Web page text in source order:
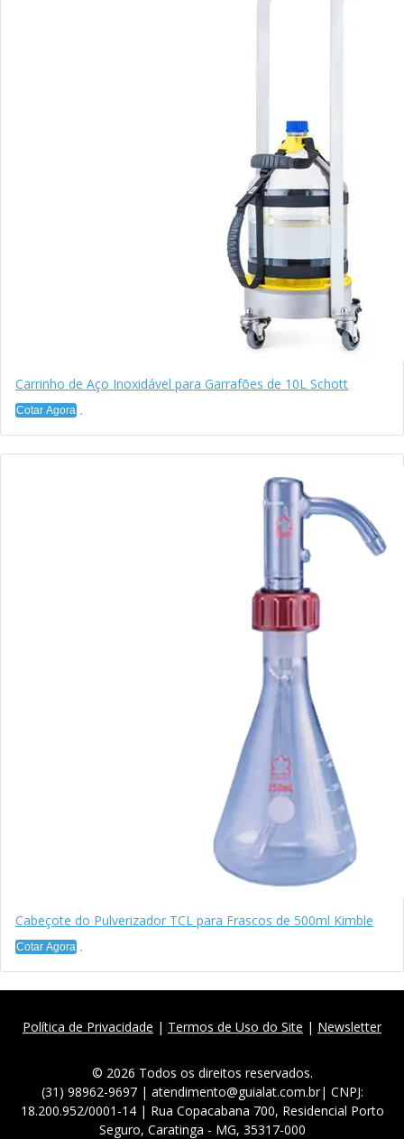
Carrinho de Aço Inoxidável para Garrafões de 10L Schott
Cotar Agora
Cabeçote do Pulverizador TCL para Frascos de 500ml Kimble
Cotar Agora
Política de Privacidade | Termos de Uso do Site | Newsletter
© 2026 Todos os direitos reservados.
(31) 98962-9697 | atendimento@guialat.com.br| CNPJ:
18.200.952/0001-14 | Rua Copacabana 700, Residencial Porto
Seguro, Caratinga - MG, 35317-000